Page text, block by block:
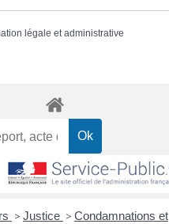
légale et administrative
> Justice > Condamnations et